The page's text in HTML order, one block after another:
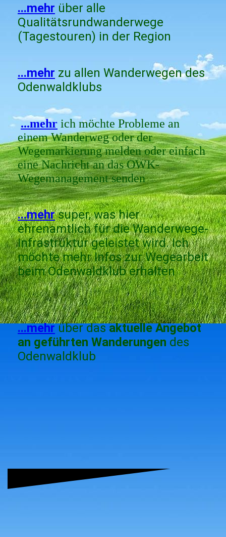
...mehr über alle
Qualitätsrundwanderwege
(Tagestouren) in der Region
...mehr zu allen Wanderwegen des
Odenwaldklubs
...mehr ich möchte Probleme an
einem Wanderweg oder der
Wegemarkierung melden oder einfach
eine Nachricht an das OWK-
Wegemanagement senden
...mehr super, was hier
ehrenamtlich für die Wanderwege-
Infrastruktur geleistet wird. Ich
möchte mehr Infos zur Wegearbeit
beim Odenwaldklub erhalten
...mehrüber dasaktuelle Angebot
an geführten Wanderungen des
Odenwaldklub